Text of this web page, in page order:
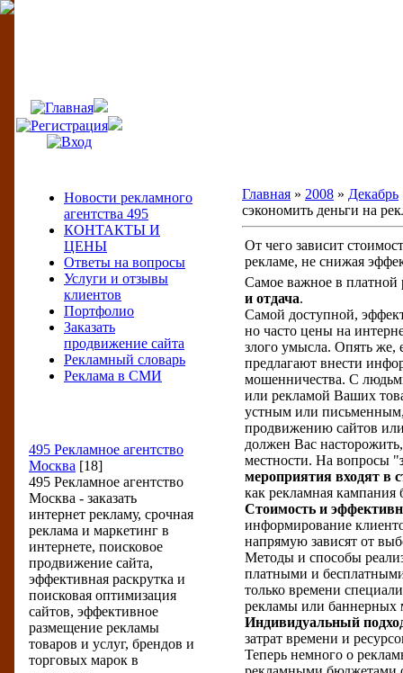
Новости рекламного
агентства 495
КОНТАКТЫ И
ЦЕНЫ
Ответы на вопросы
Услуги и отзывы
клиентов
Портфолио
Заказать
продвижение сайта
Рекламный словарь
Реклама в СМИ
495 Рекламное агентство
Москва [18]
495 Рекламное агентство
Москва - заказать
интернет рекламу, срочная
реклама и маркетинг в
интернете, поисковое
продвижение сайта,
эффективная раскрутка и
поисковая оптимизация
сайтов, эффективное
размещение рекламы
товаров и услуг, брендов и
торговых марок в
Главная » 2008 » Декабрь
сэкономить деньги на
От чего зависит
рекламе, не снижая
Самое важное в платной
и отдача.
Самой доступной,
но часто цены на
злого умысла. Опять же,
предлагают внести
мошенничества. С
или рекламой Ваших
устным или
продвижению сайтов
должен Вас
местности. На вопросы "
мероприятия входят в
как рекламная кампания
Стоимость и
информирование
напрямую зависят от
Методы и способы
платными и
только времени
рекламы или баннерных
Индивидуальный
затрат времени и
Теперь немного о